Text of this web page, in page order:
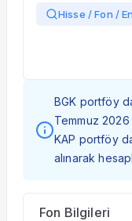
Hisse / Fon /
BGK portföy
Temmuz 2026
KAP portföy
alınarak
Fon Bilgileri